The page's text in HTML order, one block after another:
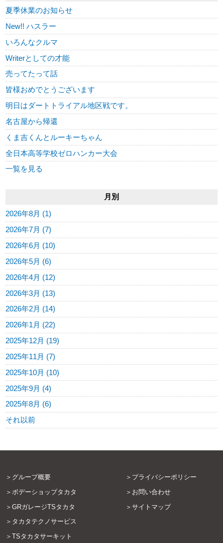
夏季休業のお知らせ
New!! ハスラー
いろんなクルマ
Writerとしての才能
売ってたって話
皆様おめでとうございます
明日はダートトライアル地区戦です。
名古屋から帰還
くま吉くんとルーキーちゃん
全日本高等学校ゼロハンカー大会
一覧を見る
月別
2026年8月 (1)
2026年7月 (7)
2026年6月 (10)
2026年5月 (6)
2026年4月 (12)
2026年3月 (13)
2026年2月 (14)
2026年1月 (22)
2025年12月 (19)
2025年11月 (7)
2025年10月 (10)
2025年9月 (4)
2025年8月 (6)
それ以前
グループ概要
ボデーショップタカタ
GRガレージTSタカタ
タカタテクノサービス
TSタカタサーキット
プライバシーポリシー
お問い合わせ
サイトマップ